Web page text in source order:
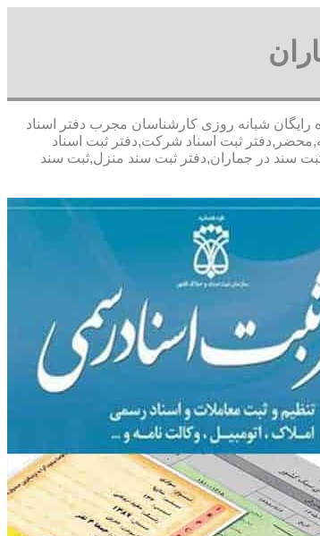
مشاوره رايگان شبانه روزی کارشناسان مجرب دفتر اسناد
ثبت اسناد شرکت,دفتر ثبت اسناد
سند در جماران,دفتر ثبت سند منزل,ثبت سند